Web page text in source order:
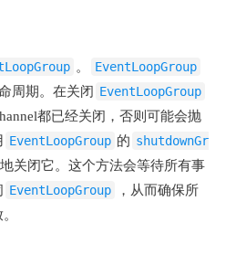
。
EventLoopGroup
周期。在关闭 EventLoopGroup
都已经关闭，否则可能会抛
EventLoopGroup 的 shutdownGr
关闭它。这个方法会等待所有事
EventLoopGroup
，从而确保所